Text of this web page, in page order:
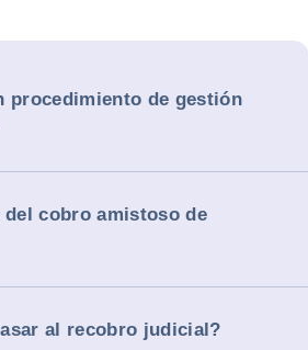
procedimiento de gestión
del cobro amistoso de
al recobro judicial?